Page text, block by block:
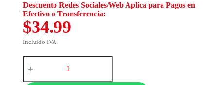
Descuento Redes Sociales/Web Aplica para Pagos en
Efectivo o Transferencia:
$34.99
Incluido IVA